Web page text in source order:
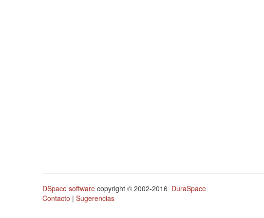
DSpace software copyright © 2002-2016 DuraSpace
Contacto | Sugerencias